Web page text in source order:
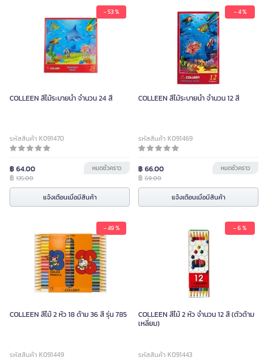
- 53 %
COLLEEN สีไม้ระบายน้ำ จำนวน 24 สี
รหัสสินค้า K091470
฿ 64.00
฿ 135.00
หมดชั่วคราว
แจ้งเตือนเมื่อมีสินค้า
- 4 %
COLLEEN สีไม้ระบายน้ำ จำนวน 12 สี
รหัสสินค้า K091469
฿ 66.00
฿ 69.00
หมดชั่วคราว
แจ้งเตือนเมื่อมีสินค้า
- 49 %
COLLEEN สีไม้ 2 หัว 18 ด้าม 36 สี รุ่น 785
รหัสสินค้า K091449
- 6 %
COLLEEN สีไม้ 2 หัว จำนวน 12 สี (ตัวด้าม
เหลี่ยม)
รหัสสินค้า K091443